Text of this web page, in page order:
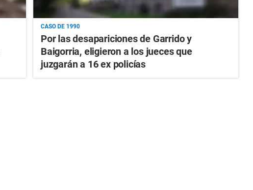
CASO DE 1990
Por las desapariciones de Garrido y
Baigorria, eligieron a los jueces que
juzgarán a 16 ex policías